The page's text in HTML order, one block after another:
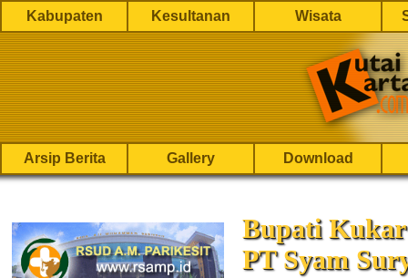
Kabupaten Kesultanan Wisata
Arsip Berita Gallery Download
Bupati Kukar
PT Syam